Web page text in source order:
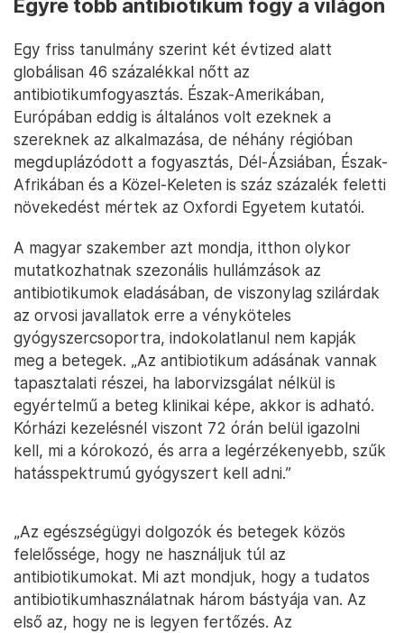
Egyre több antibiotikum fogy a világon
Egy friss tanulmány szerint két évtized alatt
globálisan 46 százalékkal nőtt az
antibiotikumfogyasztás. Észak-Amerikában,
Európában eddig is általános volt ezeknek a
szereknek az alkalmazása, de néhány régióban
megduplázódott a fogyasztás, Dél-Ázsiában, Észak-
Afrikában és a Közel-Keleten is száz százalék feletti
növekedést mértek az Oxfordi Egyetem kutatói.
A magyar szakember azt mondja, itthon olykor
mutatkozhatnak szezonális hullámzások az
antibiotikumok eladásában, de viszonylag szilárdak
az orvosi javallatok erre a vényköteles
gyógyszercsoportra, indokolatlanul nem kapják
meg a betegek. „Az antibiotikum adásának vannak
tapasztalati részei, ha laborvizsgálat nélkül is
egyértelmű a beteg klinikai képe, akkor is adható.
Kórházi kezelésnél viszont 72 órán belül igazolni
kell, mi a kórokozó, és arra a legérzékenyebb, szűk
hatásspektrumú gyógyszert kell adni.”
„Az egészségügyi dolgozók és betegek közös
felelőssége, hogy ne használjuk túl az
antibiotikumokat. Mi azt mondjuk, hogy a tudatos
antibiotikumhasználatnak három bástyája van. Az
első az, hogy ne is legyen fertőzés. Az